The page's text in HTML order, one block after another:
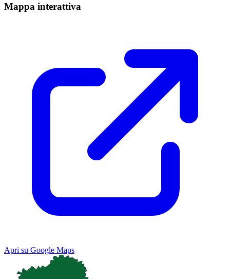
Mappa interattiva
Apri su Google Maps
Map Satellite
Keyboard shortcuts